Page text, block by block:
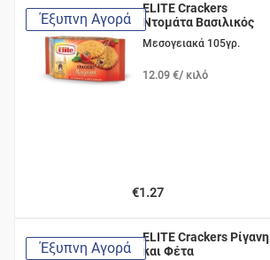
Έξυπνη Αγορά
ELITE Crackers
Ντομάτα Βασιλικός
Μεσογειακά 105γρ.
12.09 €/ κιλό
€1.27
Έξυπνη Αγορά
ELITE Crackers Ρίγανη
και Φέτα